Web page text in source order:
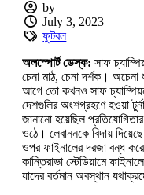
by
July 3, 2023
ফুটবল
অলস্পোর্ট ডেস্ক: সাফ
চেনা মাঠ, চেনা দর্শক।
আগে তো কখনও সাফ
দেশগুলির অংশগ্রহণে হওয়া
জানানো হয়েছিল
ওঠে। লেবাননকে বিদায়
ওপর ফাইনালের দরজা বন্ধ করে
কান্তিরাভা স্টেডিয়ামে
যাদের বর্তমান অবস্থান